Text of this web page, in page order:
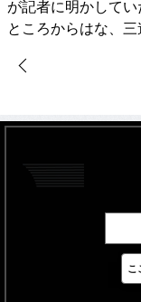
が記者に明かして
ところからはな、三
こ